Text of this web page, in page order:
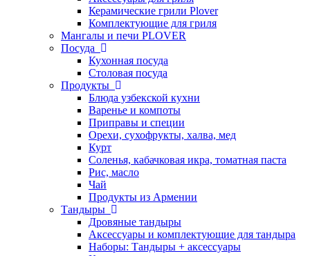
Керамические грили Plover
Комплектующие для гриля
Мангалы и печи PLOVER
Посуда
Кухонная посуда
Столовая посуда
Продукты
Блюда узбекской кухни
Варенье и компоты
Приправы и специи
Орехи, сухофрукты, халва, мед
Курт
Соленья, кабачковая икра, томатная паста
Рис, масло
Чай
Продукты из Армении
Тандыры
Дровяные тандыры
Аксессуары и комплектующие для тандыра
Наборы: Тандыры + аксессуары